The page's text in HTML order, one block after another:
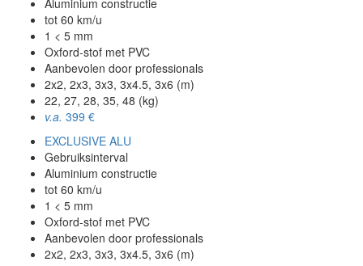
Aluminium constructie
tot 60 km/u
1 < 5 mm
Oxford-stof met PVC
Aanbevolen door professionals
2x2, 2x3, 3x3, 3x4.5, 3x6 (m)
22, 27, 28, 35, 48 (kg)
v.a. 399 €
EXCLUSIVE ALU
Gebruiksinterval
Aluminium constructie
tot 60 km/u
1 < 5 mm
Oxford-stof met PVC
Aanbevolen door professionals
2x2, 2x3, 3x3, 3x4.5, 3x6 (m)